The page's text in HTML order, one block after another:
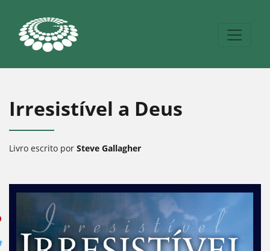
Irresistível a Deus
Livro escrito por Steve Gallagher